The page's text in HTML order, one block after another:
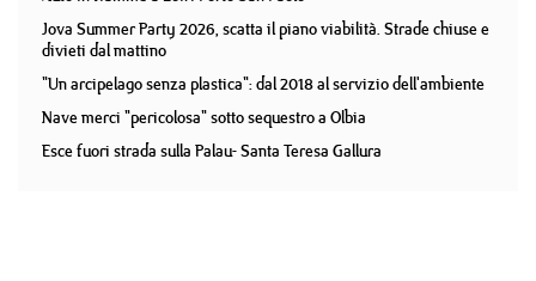
Jova Summer Party 2026, scatta il piano viabilità. Strade chiuse e
divieti dal mattino
"Un arcipelago senza plastica": dal 2018 al servizio dell'ambiente
Nave merci "pericolosa" sotto sequestro a Olbia
Esce fuori strada sulla Palau- Santa Teresa Gallura